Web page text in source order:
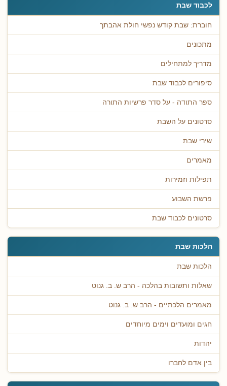
לכבוד שבת
חוברת: שבת קודש נפשי חולת אהבתך
מתכונים
מדריך למתחילים
סיפורים לכבוד שבת
ספר התודה - על סדר פרשיות התורה
סרטונים על השבת
שירי שבת
מאמרים
תפילות וזמירות
פרשת השבוע
סרטונים לכבוד שבת
הלכות שבת
הלכות שבת
שאלות ותשובות בהלכה - הרב ש. ב. גנוט
מאמרים הלכתיים - הרב ש. ב. גנוט
חגים ומועדים וימים מיוחדים
יהדות
בין אדם לחברו